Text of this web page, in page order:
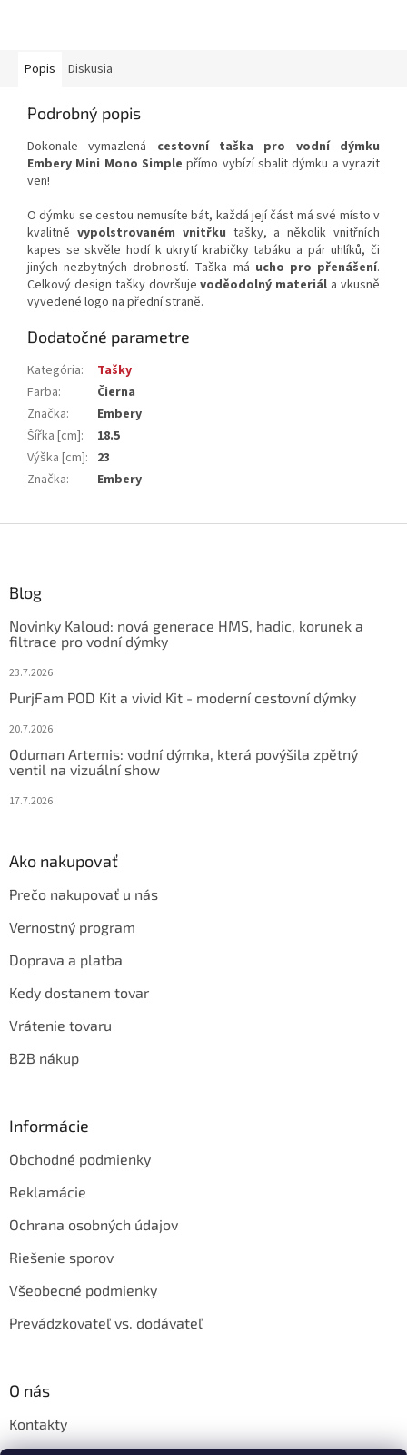
Popis Diskusia
Podrobný popis
Dokonale vymazlená cestovní taška pro vodní dýmku
Embery Mini Mono Simplepřímo vybízí sbalit dýmku a vyrazit
ven!
O dýmku se cestou nemusíte bát, každá její část má své místo v
kvalitně vypolstrovaném vnitřku tašky, a několik vnitřních
kapes se skvěle hodí k ukrytí krabičky tabáku a pár uhlíků, či
jiných nezbytných drobností. Taška má ucho pro přenášení.
Celkový design tašky dovršujevoděodolný materiál a vkusně
vyvedené logo na přední straně.
Dodatočné parametre
Kategória:
Tašky
Farba:
Čierna
Značka:
Embery
Šířka [cm]:
18.5
Výška [cm]: 23
Značka: Embery
Blog
Novinky Kaloud: nová generace HMS, hadic, korunek a
filtrace pro vodní dýmky
23.7.2026
PurjFam POD Kit a vivid Kit - moderní cestovní dýmky
20.7.2026
Oduman Artemis: vodní dýmka, která povýšila zpětný
ventil na vizuální show
17.7.2026
Ako nakupovať
Prečo nakupovať u nás
Vernostný program
Doprava a platba
Kedy dostanem tovar
Vrátenie tovaru
B2B nákup
Informácie
Obchodné podmienky
Reklamácie
Ochrana osobných údajov
Riešenie sporov
Všeobecné podmienky
Prevádzkovateľ vs. dodávateľ
O nás
Kontakty